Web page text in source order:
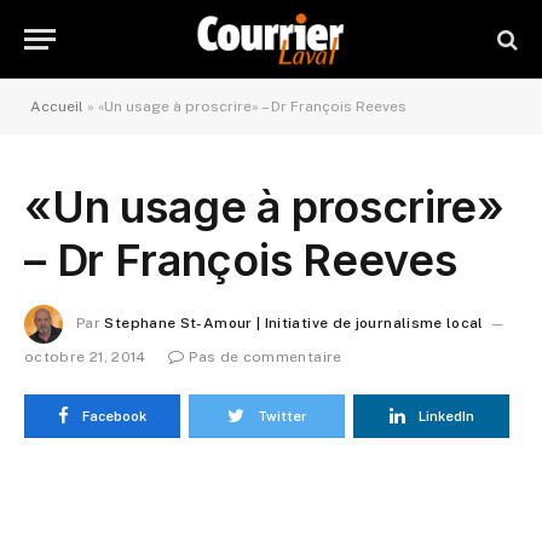
Accueil » «Un usage à proscrire» – Dr François Reeves
«Un usage à proscrire»
– Dr François Reeves
Par Stephane St-Amour | Initiative de journalisme local
octobre 21, 2014
Pas de commentaire
Facebook Twitter LinkedIn